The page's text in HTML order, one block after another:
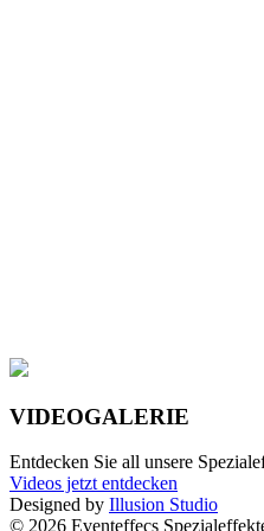
VIDEOGALERIE
Entdecken Sie all unsere
Videos jetzt entdecken
Designed by Illusion Studio
© 2026 Eventeffecs